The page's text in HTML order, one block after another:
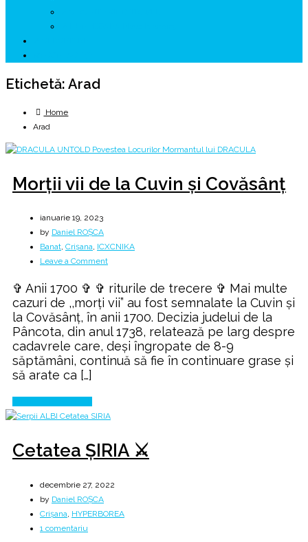
Etichetă: Arad
Home
Arad
Morții vii de la Cuvin şi Covăsânţ
ianuarie 19, 2023
by Daniel ROȘCA
Banat, Crișana, ICXCNIKA
Leave a Commenton
vii
de
la
Cuvin
şi
Covăsânţ
✞ Anii 1700 ✞ ✞ riturile de trecere ✞ Mai multe
cazuri de ,,morți vii” au fost semnalate la Cuvin şi
la Covăsânț, în anii 1700. Decizia judelui de la
Pâncota, din anul 1738, relatează pe larg despre
cadavrele care, deşi îngropate de 8-9
săptămâni, continuă să fie în continuare grase şi
să arate ca […]
Cetatea ȘIRIA ⚔️
decembrie 27, 2022
by Daniel ROȘCA
Crișana HYPERBOREA
1 comentariu